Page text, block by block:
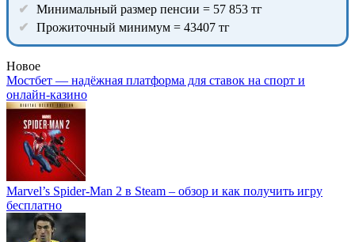
Минимальный размер пенсии = 57 853 тг
Прожиточный минимум = 43407 тг
Новое
Мостбет — надёжная платформа для ставок на спорт и
онлайн-казино
Marvel’s Spider-Man 2 в Steam – обзор и как получить игру
бесплатно